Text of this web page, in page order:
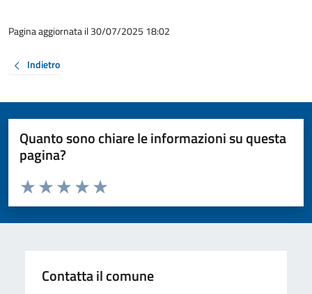
Pagina aggiornata il 30/07/2025 18:02
Indietro
Quanto sono chiare le informazioni su questa
pagina?
Valuta da 1 a 5 stelle la pagina
Valuta 5 stelle su 5
Valuta 4 stelle su 5
Valuta 3 stelle su 5
Valuta 2 stelle su 5
Valuta 1 stelle su 5
Contatta il comune